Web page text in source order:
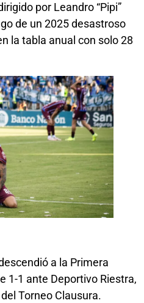
por Leandro “Pipi”
de un 2025 desastroso
la tabla anual con solo 28
a la Primera
1-1 ante Deportivo Riestra,
Torneo Clausura.